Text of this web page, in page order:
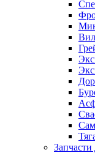
Запчасти